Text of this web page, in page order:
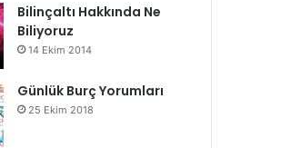
Bilinçaltı Hakkında Ne
Biliyoruz
14 Ekim 2014
Günlük Burç Yorumları
25 Ekim 2018